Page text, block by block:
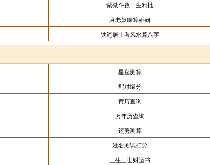
紫微斗数一生精批
月老姻缘算婚姻
铁笔居士看风水算八字
星座测算
配对缘分
黄历查询
万年历查询
运势测算
姓名测试打分
三生三世财运书